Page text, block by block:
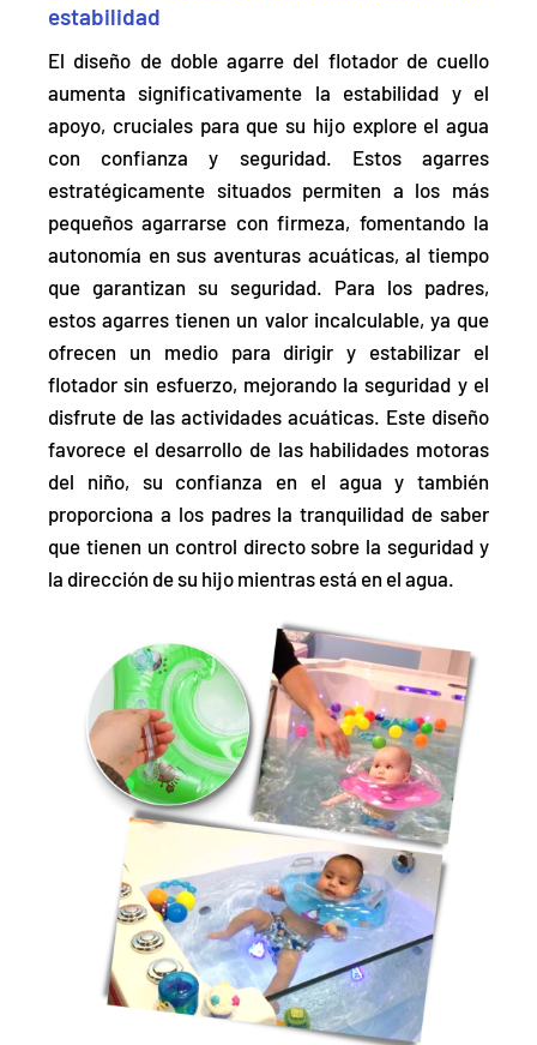
estabilidad
El diseño de doble agarre del flotador de cuello
aumenta significativamente la estabilidad y el
apoyo, cruciales para que su hijo explore el agua
con confianza y seguridad. Estos agarres
estratégicamente situados permiten a los más
pequeños agarrarse con firmeza, fomentando la
autonomía en sus aventuras acuáticas, al tiempo
que garantizan su seguridad. Para los padres,
estos agarres tienen un valor incalculable, ya que
ofrecen un medio para dirigir y estabilizar el
flotador sin esfuerzo, mejorando la seguridad y el
disfrute de las actividades acuáticas. Este diseño
favorece el desarrollo de las habilidades motoras
del niño, su confianza en el agua y también
proporciona a los padres la tranquilidad de saber
que tienen un control directo sobre la seguridad y
la dirección de su hijo mientras está en el agua.